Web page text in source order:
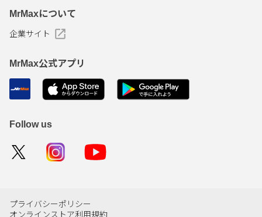
MrMaxについて
企業サイト
MrMax公式アプリ
Follow us
プライバシーポリシー
オンラインストア利用規約